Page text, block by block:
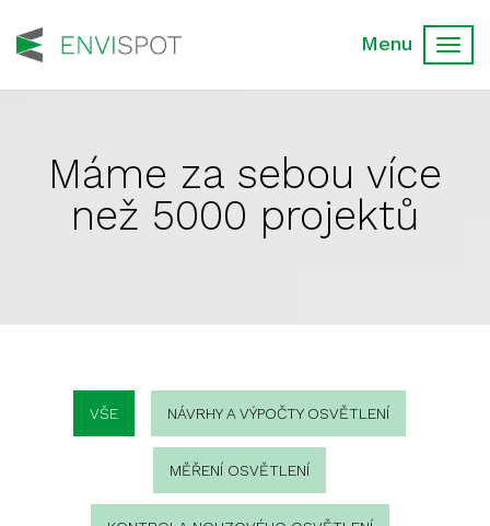
Máme za sebou více
než 5000 projektů
VŠE NÁVRHY A VÝPOČTY OSVĚTLENÍ
MĚŘENÍ OSVĚTLENÍ